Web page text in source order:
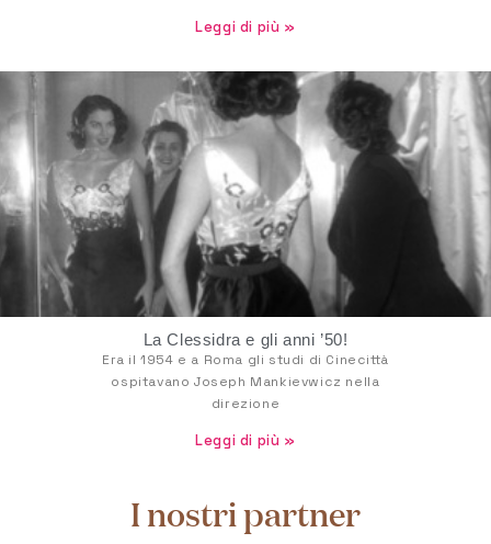
Leggi di più »
La Clessidra e gli anni ’50!
Era il 1954 e a Roma gli studi di Cinecittà
ospitavano Joseph Mankievwicz nella
direzione
Leggi di più »
I nostri partner